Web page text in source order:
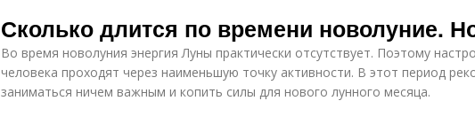
Сколько длится по времени новолуние.
Во время новолуния энергия Луны практически отсутствует. Поэтому
человека проходят через наименьшую точку активности. В этот период
заниматься ничем важным и копить силы для нового лунного месяца.